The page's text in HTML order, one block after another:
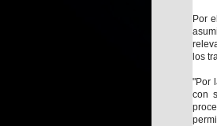
Por
los
"Por
con